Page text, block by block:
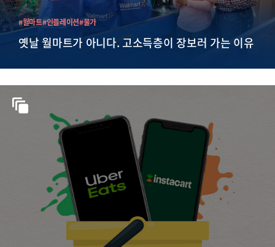
옛날 월마트가 아니다. 고소득층이 장보러 가는 이유
#월마트#인플레이션#물가